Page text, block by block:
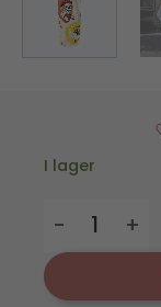
I lager